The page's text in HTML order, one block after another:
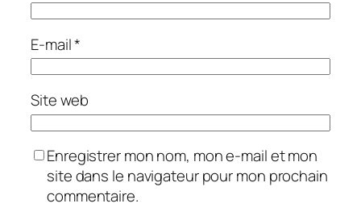
E-mail*
Site web
Enregistrer mon nom, mon e-mail et mon
site dans le navigateur pour mon prochain
commentaire.